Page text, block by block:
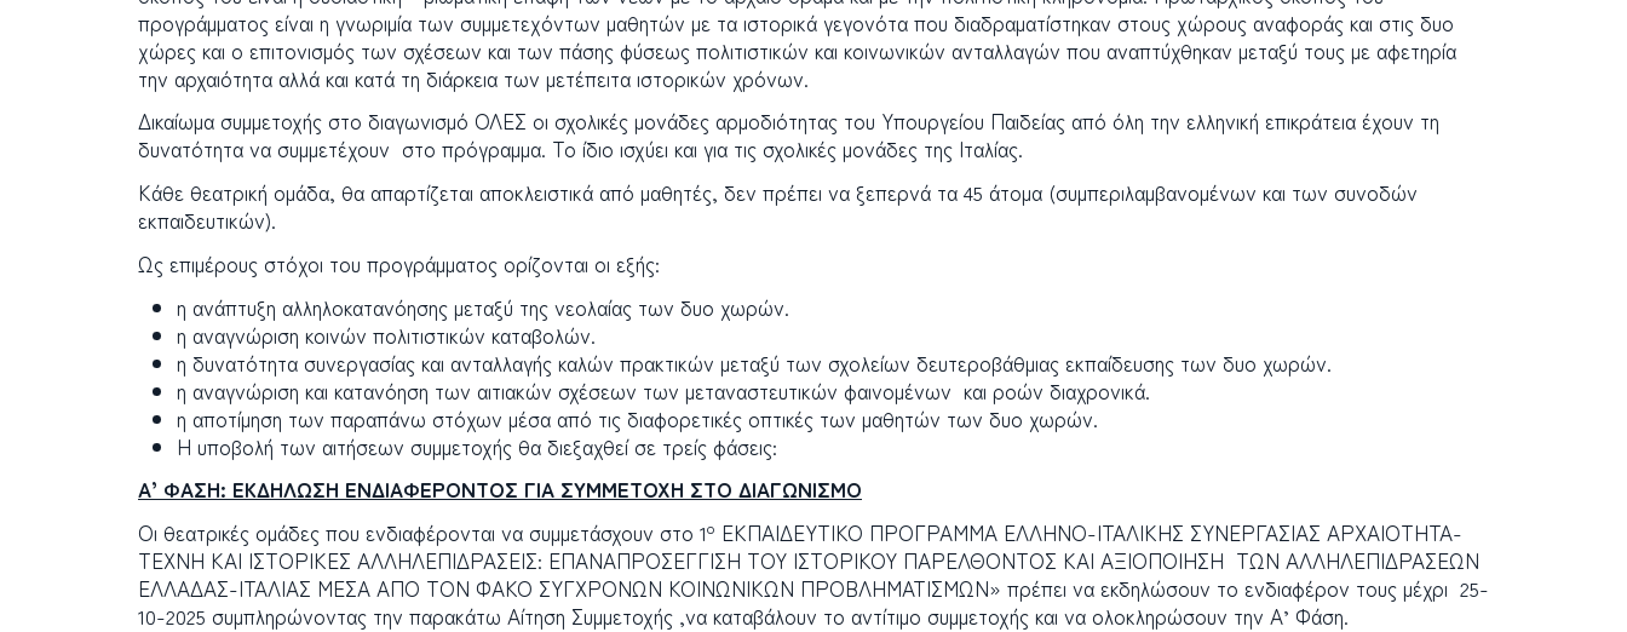
προγράμματος είναι η γνωριμία των συμμετεχόντων μαθητών με τα ιστορικά γεγονότα που διαδραματίστηκαν στους χώρους αναφοράς και στις δυο
χώρες και ο επιτονισμός των σχέσεων και των πάσης φύσεως πολιτιστικών και κοινωνικών ανταλλαγών που αναπτύχθηκαν μεταξύ τους με αφετηρία
την αρχαιότητα αλλά και κατά τη διάρκεια των μετέπειτα ιστορικών χρόνων.
Δικαίωμα συμμετοχής στο διαγωνισμό ΟΛΕΣ οι σχολικές μονάδες αρμοδιότητας του Υπουργείου Παιδείας από όλη την ελληνική επικράτεια έχουν τη
δυνατότητα να συμμετέχουν στο πρόγραμμα. Το ίδιο ισχύει και για τις σχολικές μονάδες της Ιταλίας.
Κάθε θεατρική ομάδα, θα απαρτίζεται αποκλειστικά από μαθητές, δεν πρέπει να ξεπερνά τα 45 άτομα (συμπεριλαμβανομένων και των συνοδών
εκπαιδευτικών).
Ως επιμέρους στόχοι του προγράμματος ορίζονται οι εξής:
η ανάπτυξη αλληλοκατανόησης μεταξύ της νεολαίας των δυο χωρών.
η αναγνώριση κοινών πολιτιστικών καταβολών.
η δυνατότητα συνεργασίας και ανταλλαγής καλών πρακτικών μεταξύ των σχολείων δευτεροβάθμιας εκπαίδευσης των δυο χωρών.
η αναγνώριση και κατανόηση των αιτιακών σχέσεων των μεταναστευτικών φαινομένων και ροών διαχρονικά.
η αποτίμηση των παραπάνω στόχων μέσα από τις διαφορετικές οπτικές των μαθητών των δυο χωρών.
Η υποβολή των αιτήσεων συμμετοχής θα διεξαχθεί σε τρείς φάσεις:
Α’ ΦΑΣΗ: ΕΚΔΗΛΩΣΗ ΕΝΔΙΑΦΕΡΟΝΤΟΣ ΓΙΑ ΣΥΜΜΕΤΟΧΗ ΣΤΟ ΔΙΑΓΩΝΙΣΜΟ
Οι θεατρικές ομάδες που ενδιαφέρονται να συμμετάσχουν στο 1ο ΕΚΠΑΙΔΕΥΤΙΚΟ ΠΡΟΓΡΑΜΜΑ ΕΛΛΗΝΟ-ΙΤΑΛΙΚΗΣ ΣΥΝΕΡΓΑΣΙΑΣ ΑΡΧΑΙΟΤΗΤΑ-
ΤΕΧΝΗ ΚΑΙ ΙΣΤΟΡΙΚΕΣ ΑΛΛΗΛΕΠΙΔΡΑΣΕΙΣ: ΕΠΑΝΑΠΡΟΣΕΓΓΙΣΗ ΤΟΥ ΙΣΤΟΡΙΚΟΥ ΠΑΡΕΛΘΟΝΤΟΣ ΚΑΙ ΑΞΙΟΠΟΙΗΣΗ ΤΩΝ ΑΛΛΗΛΕΠΙΔΡΑΣΕΩΝ
ΕΛΛΑΔΑΣ-ΙΤΑΛΙΑΣ ΜΕΣΑ ΑΠΟ ΤΟΝ ΦΑΚΟ ΣΥΓΧΡΟΝΩΝ ΚΟΙΝΩΝΙΚΩΝ ΠΡΟΒΛΗΜΑΤΙΣΜΩΝ» πρέπει να εκδηλώσουν το ενδιαφέρον τους μέχρι 25-
10-2025 συμπληρώνοντας την παρακάτω Αίτηση Συμμετοχής ,να καταβάλουν το αντίτιμο συμμετοχής και να ολοκληρώσουν την Α’ Φάση.